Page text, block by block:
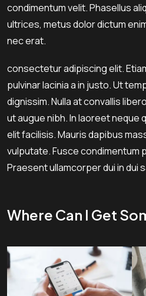
condimentum velit. Phasellus
ultrices, metus dolor dictum
nec erat.
consectetur adipiscing elit.
pulvinar lacinia a in justo. Ut
dignissim. Nulla at convallis
ut augue nibh. In laoreet neque
elit facilisis. Mauris dapibus
vulputate. Fusce condimentum
Praesent ullamcorper dui in dui
Where Can I Get